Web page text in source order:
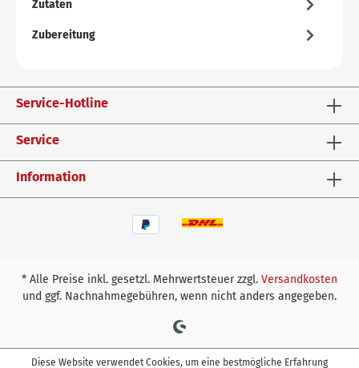
Zutaten
Zubereitung
Service-Hotline
Service
Information
* Alle Preise inkl. gesetzl. Mehrwertsteuer zzgl. Versandkosten
und ggf. Nachnahmegebühren, wenn nicht anders angegeben.
Diese Website verwendet Cookies, um eine bestmögliche Erfahrung